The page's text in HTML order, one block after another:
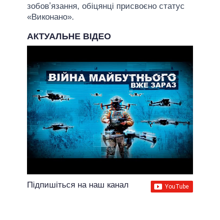
зобовʼязання, обіцянці присвоєно статус
«Виконано».
АКТУАЛЬНЕ ВІДЕО
Підпишіться на наш канал